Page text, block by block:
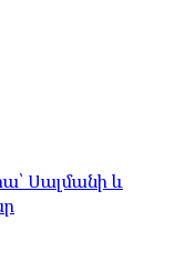
Սալմանի և